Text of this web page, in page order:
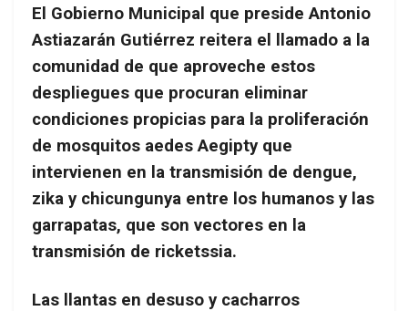
El Gobierno Municipal que preside Antonio
Astiazarán Gutiérrez reitera el llamado a la
comunidad de que aproveche estos
despliegues que procuran eliminar
condiciones propicias para la proliferación
de mosquitos aedes Aegipty que
intervienen en la transmisión de dengue,
zika y chicungunya entre los humanos y las
garrapatas, que son vectores en la
transmisión de ricketssia.
Las llantas en desuso y cacharros